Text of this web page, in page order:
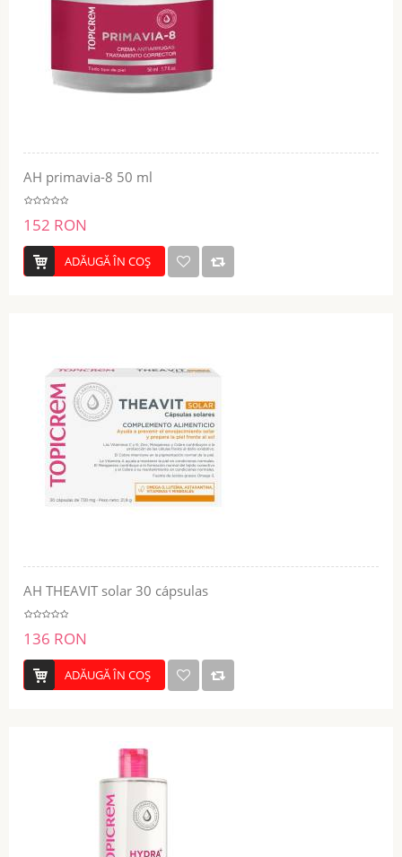
AH primavia-8 50 ml
152 RON
ADĂUGĂ ÎN COŞ
AH THEAVIT solar 30 cápsulas
136 RON
ADĂUGĂ ÎN COŞ